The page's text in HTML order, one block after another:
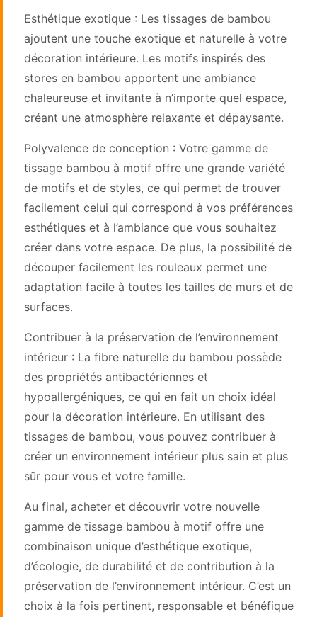
Esthétique exotique : Les tissages de bambou
ajoutent une touche exotique et naturelle à votre
décoration intérieure. Les motifs inspirés des
stores en bambou apportent une ambiance
chaleureuse et invitante à n’importe quel espace,
créant une atmosphère relaxante et dépaysante.
Polyvalence de conception : Votre gamme de
tissage bambou à motif offre une grande variété
de motifs et de styles, ce qui permet de trouver
facilement celui qui correspond à vos préférences
esthétiques et à l’ambiance que vous souhaitez
créer dans votre espace. De plus, la possibilité de
découper facilement les rouleaux permet une
adaptation facile à toutes les tailles de murs et de
surfaces.
Contribuer à la préservation de l’environnement
intérieur : La fibre naturelle du bambou possède
des propriétés antibactériennes et
hypoallergéniques, ce qui en fait un choix idéal
pour la décoration intérieure. En utilisant des
tissages de bambou, vous pouvez contribuer à
créer un environnement intérieur plus sain et plus
sûr pour vous et votre famille.
Au final, acheter et découvrir votre nouvelle
gamme de tissage bambou à motif offre une
combinaison unique d’esthétique exotique,
d’écologie, de durabilité et de contribution à la
préservation de l’environnement intérieur. C’est un
choix à la fois pertinent, responsable et bénéfique